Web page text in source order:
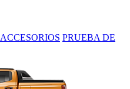
ACCESORIOS PRUEBA DE